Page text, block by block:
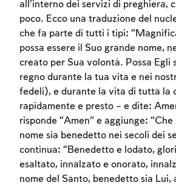
all’interno dei servizi di preghiera,
poco. Ecco una traduzione del
che fa parte di tutti i tipi:
possa essere il Suo grande nome,
creato per Sua volontà. Possa Egli
regno durante la tua vita e nei
fedeli), e durante la vita di tutta la
rapidamente e presto – e dite:
risponde “Amen” e aggiunge:
nome sia benedetto nei secoli dei
continua: “Benedetto e lodato,
esaltato, innalzato e onorato,
nome del Santo, benedetto sia Lui,